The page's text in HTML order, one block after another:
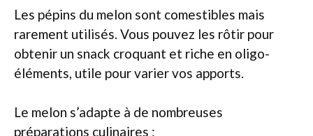
Les pépins du melon sont comestibles mais
rarement utilisés. Vous pouvez les rôtir pour
obtenir un snack croquant et riche en oligo-
éléments, utile pour varier vos apports.
Le melon s’adapte à de nombreuses
préparations culinaires :